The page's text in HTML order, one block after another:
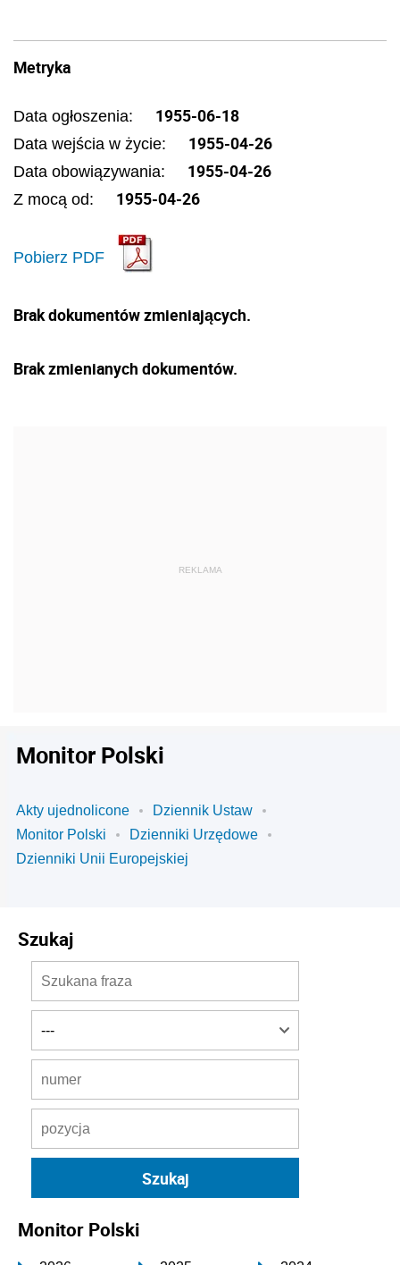
Metryka
Data ogłoszenia: 1955-06-18
Data wejścia w życie: 1955-04-26
Data obowiązywania: 1955-04-26
Z mocą od: 1955-04-26
Pobierz PDF
Brak dokumentów zmieniających.
Brak zmienianych dokumentów.
Monitor Polski
Akty ujednolicone
Dziennik Ustaw
Monitor Polski
Dzienniki Urzędowe
Dzienniki Unii Europejskiej
Szukaj
Monitor Polski